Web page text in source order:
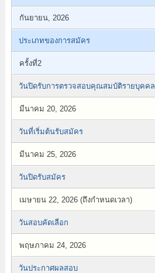
กันยายน, 2026
ประเภทของการสมัคร
ครั้งที่2
วันปิดรับการตรวจสอบคุณสมบัติรายบุคคล
มีนาคม 20, 2026
วันที่เริ่มต้นรับสมัคร
มีนาคม 25, 2026
วันปิดรับสมัคร
เมษายน 22, 2026 (ถึงกำหนดเวลา)
วันสอบคัดเลือก
พฤษภาคม 24, 2026
วันประกาศผลสอบ